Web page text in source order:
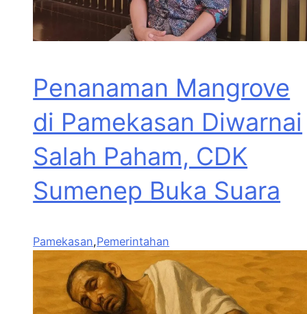
Penanaman Mangrove
di Pamekasan Diwarnai
Salah Paham, CDK
Sumenep Buka Suara
Pamekasan,Pemerintahan